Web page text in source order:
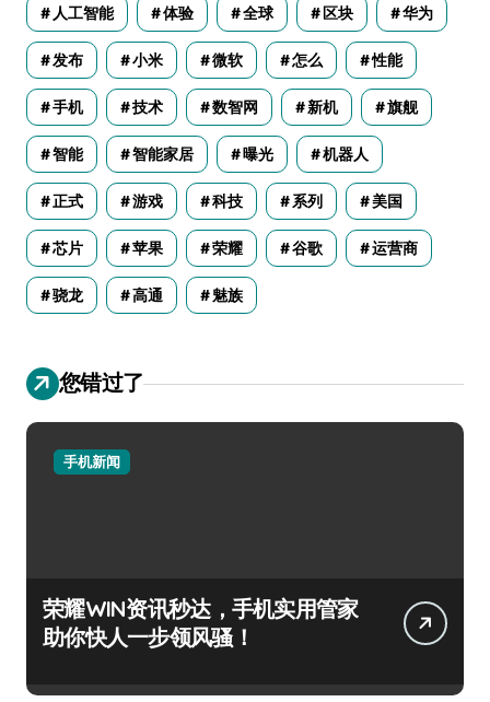
人工智能 体验 全球 区块 华为
发布 小米 微软 怎么 性能
手机 技术 数智网 新机 旗舰
智能 智能家居 曝光 机器人
正式 游戏 科技 系列 美国
芯片 苹果 荣耀 谷歌 运营商
骁龙 高通 魅族
您错过了
手机新闻
荣耀WIN资讯秒达，手机实用管家
助你快人一步领风骚！